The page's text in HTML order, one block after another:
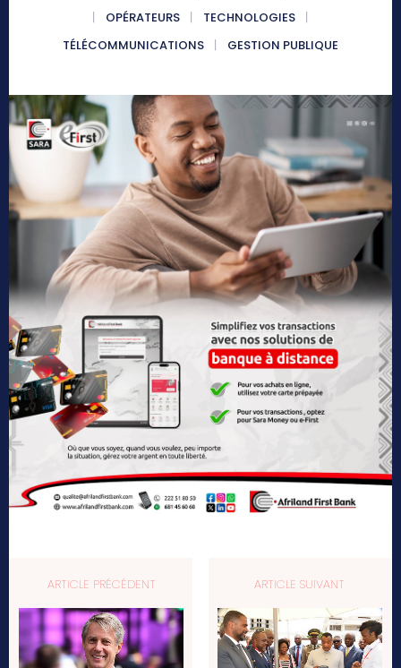
OPÉRATEURS
TECHNOLOGIES
TÉLÉCOMMUNICATIONS
GESTION PUBLIQUE
ARTICLE PRÉCÉDENT ARTICLE SUIVANT